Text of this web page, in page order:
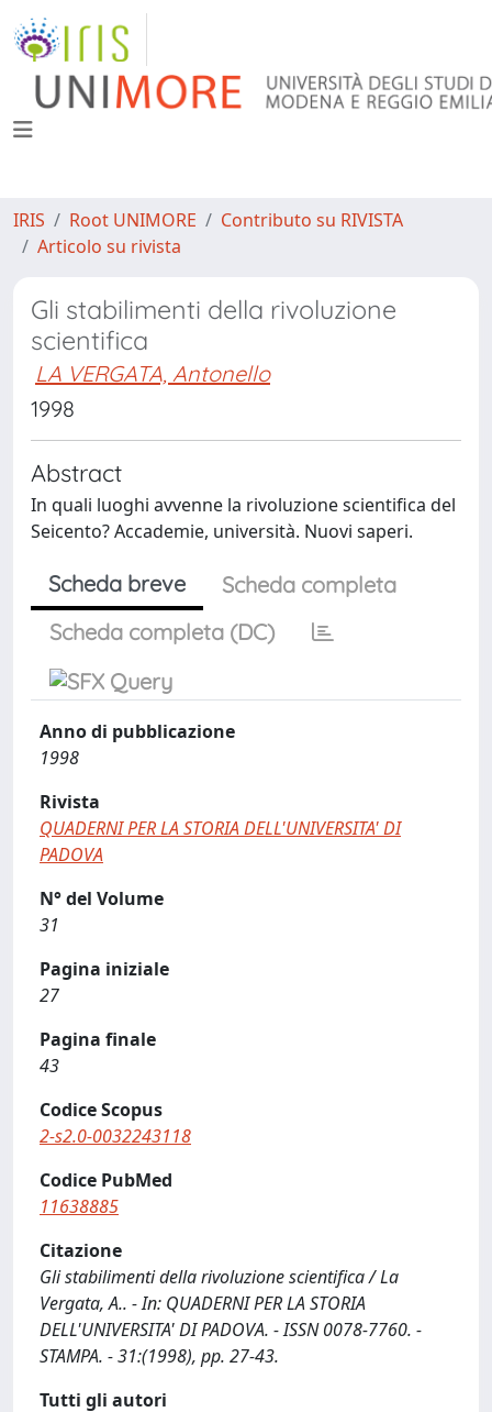
IRIS Root UNIMORE
Contributo su RIVISTA
Articolo su rivista
Gli stabilimenti della rivoluzione
scientifica
LA VERGATA, Antonello
1998
Abstract
In quali luoghi avvenne la rivoluzione scientifica del
Seicento? Accademie, università. Nuovi saperi.
Scheda breve
Scheda completa
Scheda completa (DC)
Anno di pubblicazione
1998
Rivista
QUADERNI PER LA STORIA DELL'UNIVERSITA' DI
PADOVA
N° del Volume
31
Pagina iniziale
27
Pagina finale
43
Codice Scopus
2-s2.0-0032243118
Codice PubMed
11638885
Citazione
Gli stabilimenti della rivoluzione scientifica / La
Vergata, A.. - In: QUADERNI PER LA STORIA
DELL'UNIVERSITA' DI PADOVA. - ISSN 0078-7760. -
STAMPA. - 31:(1998), pp. 27-43.
Tutti gli autori